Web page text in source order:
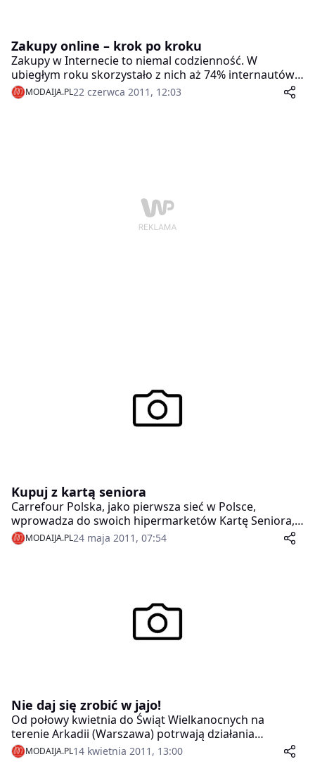
Zakupy online – krok po kroku
Zakupy w Internecie to niemal codzienność. W
ubiegłym roku skorzystało z nich aż 74% internautów.
Poza tym, że okazje i przeceny trwają tutaj 24h na
dobę, jest to także spora oszczędność czasu, co przy
MODAIJA.PL22 czerwca 2011, 12:03
Kupuj z kartą seniora
Carrefour Polska, jako pierwsza sieć w Polsce,
wprowadza do swoich hipermarketów Kartę Seniora,
dzięki której klienci powyżej 60 roku życia w każdy
wtorek będą mogli uzyskać do 10% rabatu na zakupy.
MODAIJA.PL24 maja 2011, 07:54
Nie daj się zrobić w jajo!
Od połowy kwietnia do Świąt Wielkanocnych na
terenie Arkadii (Warszawa) potrwają działania
operacyjne, mające na celu uwrażliwienie Klientów na
problem kradzieży w gorącym, przedświątecznym
MODAIJA.PL14 kwietnia 2011, 13:00